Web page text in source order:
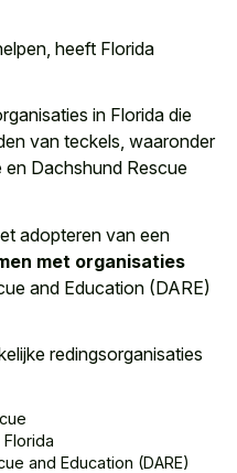
heeft Florida
in Florida die
van teckels, waaronder
Dachshund Rescue
adopteren van een
met organisaties
and Education (DARE)
redingsorganisaties
and Education (DARE)